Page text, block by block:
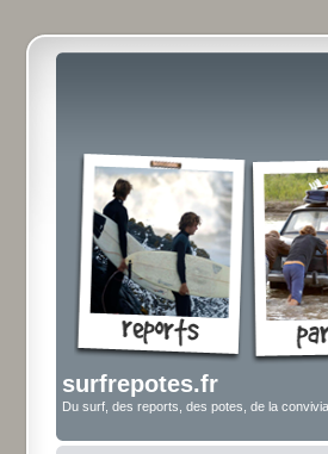
surfrepotes.fr
Du surf, des reports, des potes, de la